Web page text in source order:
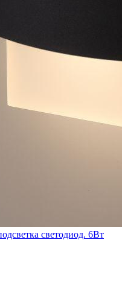
светодиод. 6Вт